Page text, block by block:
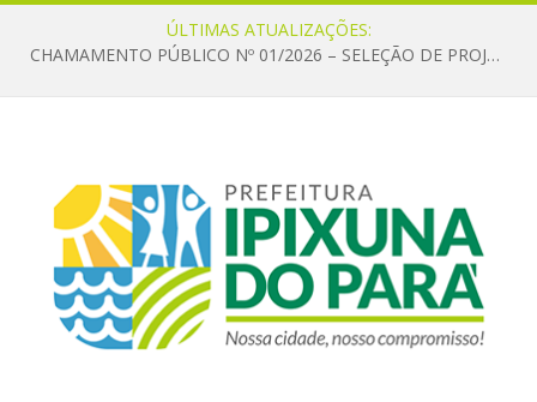
ÚLTIMAS ATUALIZAÇÕES:
CHAMAMENTO PÚBLICO Nº 01/2026 – SELEÇÃO DE PROJETOS PARA FIRMAR TERMO DE EXECUÇÃO CULTURAL COM RECURSOS DA POLÍTICA NACIONAL ALDIR BLANC DE FOMENTO À CULTURA – PNAB (LEI Nº 14.399/2022)